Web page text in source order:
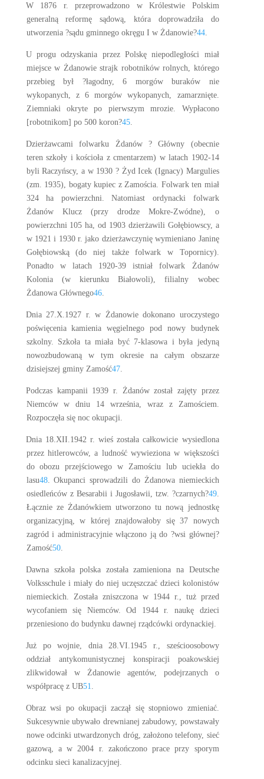
W 1876 r. przeprowadzono w Królestwie Polskim
generalną reformę sądową, która doprowadziła do
utworzenia ?sądu gminnego okręgu I w Żdanowie?44.
U progu odzyskania przez Polskę niepodległości miał
miejsce w Żdanowie strajk robotników rolnych, którego
przebieg był ?łagodny, 6 morgów buraków nie
wykopanych, z 6 morgów wykopanych, zamarznięte.
Ziemniaki okryte po pierwszym mrozie. Wypłacono
[robotnikom] po 500 koron?45.
Dzierżawcami folwarku Żdanów ? Główny (obecnie
teren szkoły i kościoła z cmentarzem) w latach 1902-14
byli Raczyńscy, a w 1930 ? Żyd Icek (Ignacy) Margulies
(zm. 1935), bogaty kupiec z Zamościa. Folwark ten miał
324 ha powierzchni. Natomiast ordynacki folwark
Żdanów Klucz (przy drodze Mokre-Zwódne), o
powierzchni 105 ha, od 1903 dzierżawili Gołębiowscy, a
w 1921 i 1930 r. jako dzierżawczynię wymieniano Janinę
Gołębiowską (do niej także folwark w Topornicy).
Ponadto w latach 1920-39 istniał folwark Żdanów
Kolonia (w kierunku Białowoli), filialny wobec
Żdanowa Głównego46.
Dnia 27.X.1927 r. w Żdanowie dokonano uroczystego
poświęcenia kamienia węgielnego pod nowy budynek
szkolny. Szkoła ta miała być 7-klasowa i była jedyną
nowozbudowaną w tym okresie na całym obszarze
dzisiejszej gminy Zamość47.
Podczas kampanii 1939 r. Żdanów został zajęty przez
Niemców w dniu 14 września, wraz z Zamościem.
Rozpoczęła się noc okupacji.
Dnia 18.XII.1942 r. wieś została całkowicie wysiedlona
przez hitlerowców, a ludność wywieziona w większości
do obozu przejściowego w Zamościu lub uciekła do
lasu48. Okupanci sprowadzili do Żdanowa niemieckich
osiedleńców z Besarabii i Jugosławii, tzw. ?czarnych?49.
Łącznie ze Żdanówkiem utworzono tu nową jednostkę
organizacyjną, w której znajdowałoby się 37 nowych
zagród i administracyjnie włączono ją do ?wsi głównej?
Zamość50.
Dawna szkoła polska została zamieniona na Deutsche
Volksschule i miały do niej uczęszczać dzieci kolonistów
niemieckich. Została zniszczona w 1944 r., tuż przed
wycofaniem się Niemców. Od 1944 r. naukę dzieci
przeniesiono do budynku dawnej rządcówki ordynackiej.
Już po wojnie, dnia 28.VI.1945 r., sześcioosobowy
oddział antykomunistycznej konspiracji poakowskiej
zlikwidował w Żdanowie agentów, podejrzanych o
współpracę z UB51.
Obraz wsi po okupacji zaczął się stopniowo zmieniać.
Sukcesywnie ubywało drewnianej zabudowy, powstawały
nowe odcinki utwardzonych dróg, założono telefony, sieć
gazową, a w 2004 r. zakończono prace przy sporym
odcinku sieci kanalizacyjnej.